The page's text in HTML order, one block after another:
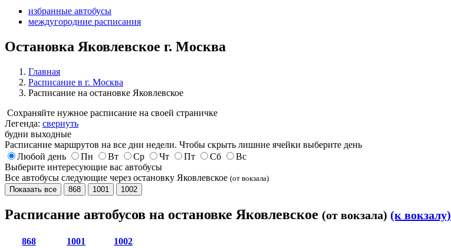
избранные автобусы
междугородние расписания
Остановка Яковлевское г. Москва
Главная
Расписание в г. Москва
Расписание на остановке Яковлевское
Сохраняйте нужное расписание на своей страничке
Легенда: свернуть
будни выходные
Расписание маршрутов на все дни недели. Чтобы скрыть лишние ячейки выберите день
Любой день
Пн Вт Ср Чт Пт Сб
Вс
Выберите интересующие вас автобусы
Все автобусы следующие через остановку Яковлевское (от вокзала)
Показать все
868 1001 1002
Расписание автобусов на остановке Яковлевское (от вокзала) (к вокзалу)
868 1001 1002